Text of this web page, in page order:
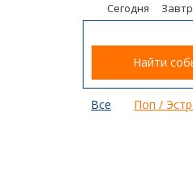
Сегодня
Найти
Все Поп /